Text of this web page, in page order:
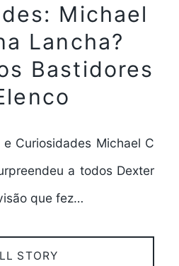
Michael
Lancha?
Bastidores
Curiosidades Michael C
a todos Dexter
que fez…
STORY